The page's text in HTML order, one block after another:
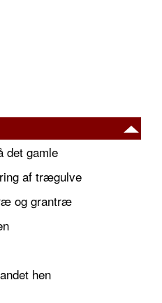
det gamle
af trægulve
og grantræ
hen